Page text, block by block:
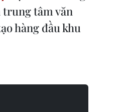
tâm văn
hàng đầu khu